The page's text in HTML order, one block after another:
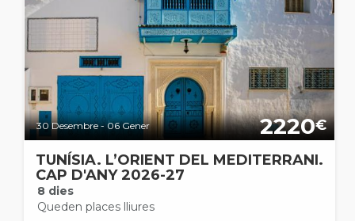
30 Desembre - 06 Gener 2220€
TUNÍSIA. L’ORIENT DEL MEDITERRANI.
CAP D'ANY 2026-27
8 dies
Queden places lliures